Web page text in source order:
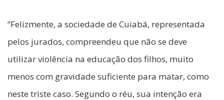
“Felizmente, a sociedade de Cuiabá, representada
pelos jurados, compreendeu que não se deve
utilizar violência na educação dos filhos, muito
menos com gravidade suficiente para matar, como
neste triste caso. Segundo o réu, sua intenção era